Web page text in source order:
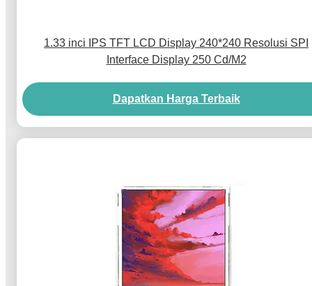
1.33 inci IPS TFT LCD Display 240*240 Resolusi SPI
Interface Display 250 Cd/M2
Dapatkan Harga Terbaik